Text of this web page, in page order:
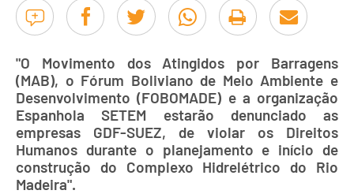
"O Movimento dos Atingidos por Barragens
(MAB), o Fórum Boliviano de Meio Ambiente e
Desenvolvimento (FOBOMADE) e a organização
Espanhola SETEM estarão denunciado as
empresas GDF-SUEZ, de violar os Direitos
Humanos durante o planejamento e início de
construção do Complexo Hidrelétrico do Rio
Madeira".